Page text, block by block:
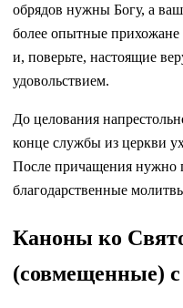
обрядов нужны Богу, а
более опытные прихожане
и, поверьте, настоящие
удовольствием.
До целования
конце службы из церкви
После причащения нужно
благодарственные
Каноны ко
(совмещенные)